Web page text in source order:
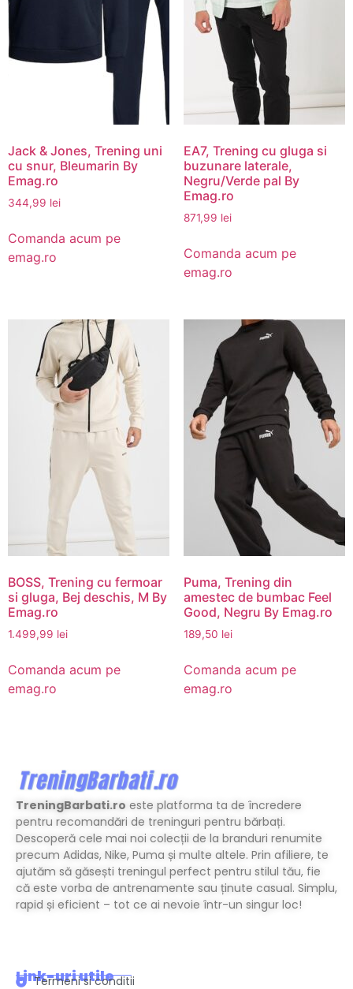
Jack & Jones, Trening uni
cu snur, Bleumarin By
Emag.ro
344,99 lei
Comanda acum pe
emag.ro
EA7, Trening cu gluga si
buzunare laterale,
Negru/Verde pal By
Emag.ro
871,99 lei
Comanda acum pe
emag.ro
BOSS, Trening cu fermoar
si gluga, Bej deschis, M By
Emag.ro
1.499,99 lei
Comanda acum pe
emag.ro
Puma, Trening din
amestec de bumbac Feel
Good, Negru By Emag.ro
189,50 lei
Comanda acum pe
emag.ro
TreningBarbati.ro este platforma ta de încredere
pentru recomandări de treninguri pentru bărbați.
Descoperă cele mai noi colecții de la branduri renumite
precum Adidas, Nike, Puma și multe altele. Prin afiliere, te
ajutăm să găsești treningul perfect pentru stilul tău, fie
că este vorba de antrenamente sau ținute casual. Simplu,
rapid și eficient – tot ce ai nevoie într-un singur loc!
Link-uri utile
Termeni si conditii